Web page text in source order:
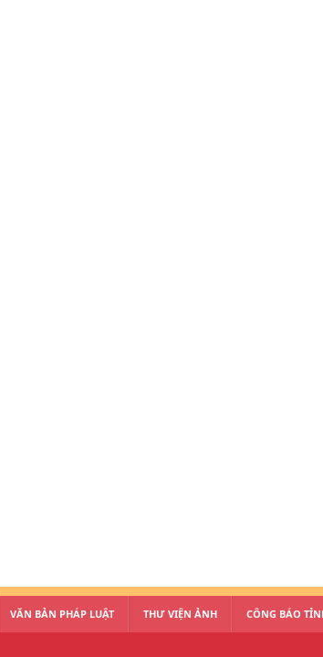
VĂN BẢN PHÁP LUẬT THƯ VIỆN ẢNH CÔNG BÁO